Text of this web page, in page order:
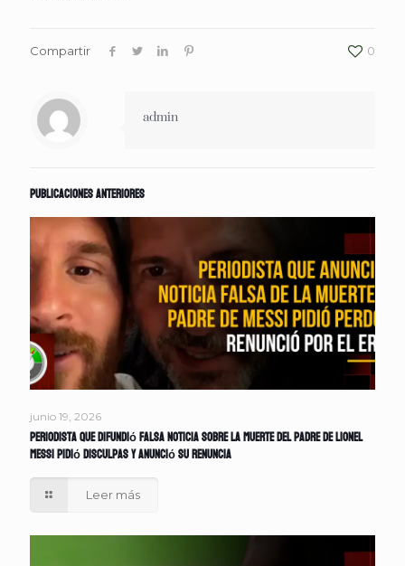
Compartir 0
admin
Publicaciones anteriores
junio 19, 2026
Periodista que difundió falsa noticia sobre la muerte del padre de Lionel
Messi pidió disculpas y anunció su renuncia
Leer más